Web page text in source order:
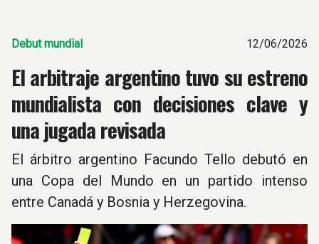
Debut mundial 12/06/2026
El arbitraje argentino tuvo su estreno
mundialista con decisiones clave y
una jugada revisada
El árbitro argentino Facundo Tello debutó en
una Copa del Mundo en un partido intenso
entre Canadá y Bosnia y Herzegovina.